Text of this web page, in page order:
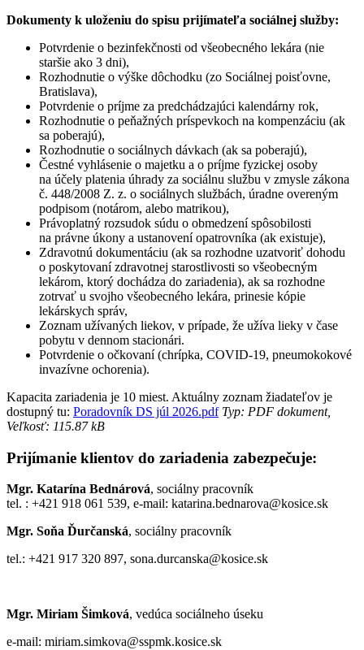
Dokumenty k uloženiu do spisu prijímateľa sociálnej služby:
Potvrdenie o bezinfekčnosti od všeobecného lekára (nie
staršie ako 3 dni),
Rozhodnutie o výške dôchodku (zo Sociálnej poisťovne,
Bratislava),
Potvrdenie o príjme za predchádzajúci kalendárny rok,
Rozhodnutie o peňažných príspevkoch na kompenzáciu (ak
sa poberajú),
Rozhodnutie o sociálnych dávkach (ak sa poberajú),
Čestné vyhlásenie o majetku a o príjme fyzickej osoby
na účely platenia úhrady za sociálnu službu v zmysle zákona
č. 448/2008 Z. z. o sociálnych službách, úradne overeným
podpisom (notárom, alebo matrikou),
Právoplatný rozsudok súdu o obmedzení spôsobilosti
na právne úkony a ustanovení opatrovníka (ak existuje),
Zdravotnú dokumentáciu (ak sa rozhodne uzatvoriť dohodu
o poskytovaní zdravotnej starostlivosti so všeobecným
lekárom, ktorý dochádza do zariadenia), ak sa rozhodne
zotrvať u svojho všeobecného lekára, prinesie kópie
lekárskych správ,
Zoznam užívaných liekov, v prípade, že užíva lieky v čase
pobytu v dennom stacionári.
Potvrdenie o očkovaní (chrípka, COVID-19, pneumokokové
invazívne ochorenia).
Kapacita zariadenia je 10 miest. Aktuálny zoznam žiadateľov je
dostupný tu: Poradovník DS júl 2026.pdfTyp: PDF dokument,
Veľkosť: 115.87 kB
Prijímanie klientov do zariadenia zabezpečuje:
Mgr. Katarína Bednárová, sociálny pracovník
tel. : +421 918 061 539, e-mail: katarina.bednarova@kosice.sk
Mgr. Soňa Ďurčanská, sociálny pracovník
tel.: +421 917 320 897, sona.durcanska@kosice.sk
Mgr. Miriam Šimková, vedúca sociálneho úseku
e-mail: miriam.simkova@sspmk.kosice.sk